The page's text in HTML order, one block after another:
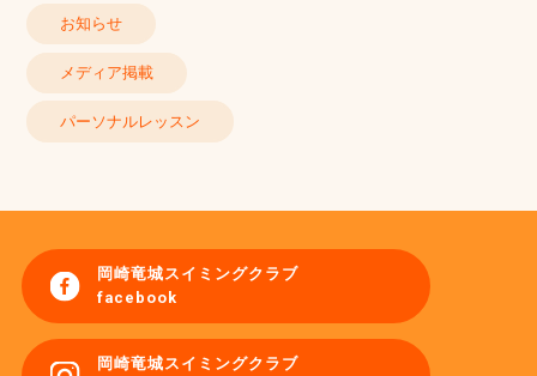
お知らせ
メディア掲載
パーソナルレッスン
岡崎竜城スイミングクラブ
facebook
岡崎竜城スイミングクラブ